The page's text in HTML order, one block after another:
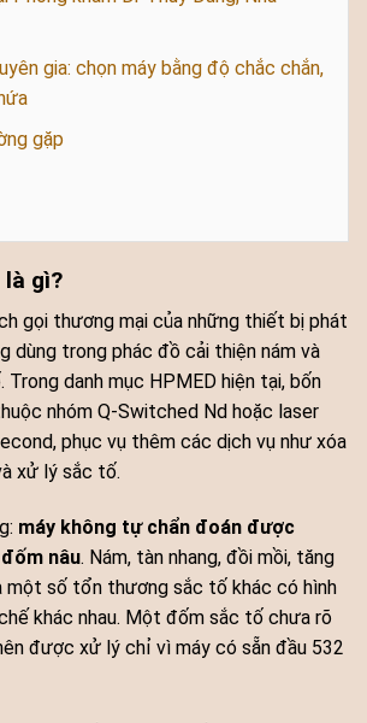
gia: chọn máy bằng độ chắc chắn,
gặp
gì?
gọi thương mại của những thiết bị phát
dùng trong phác đồ cải thiện nám và
danh mục HPMED hiện tại, bốn
nhóm Q-Switched Nd hoặc laser
phục vụ thêm các dịch vụ như xóa
xử lý sắc tố.
máy không tự chẩn đoán được
nâu. Nám, tàn nhang, đồi mồi, tăng
một số tổn thương sắc tố khác có hình
khác nhau. Một đốm sắc tố chưa rõ
được xử lý chỉ vì máy có sẵn đầu 532